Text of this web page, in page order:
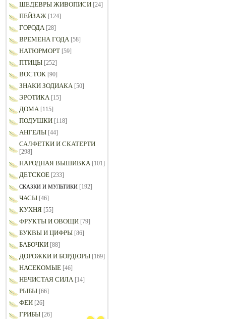
ШЕДЕВРЫ ЖИВОПИСИ [24]
ПЕЙЗАЖ [124]
ГОРОДА [28]
ВРЕМЕНА ГОДА [58]
НАТЮРМОРТ [59]
ПТИЦЫ [252]
ВОСТОК [90]
ЗНАКИ ЗОДИАКА [50]
ЭРОТИКА [15]
ДОМА [115]
ПОДУШКИ [118]
АНГЕЛЫ [44]
САЛФЕТКИ И СКАТЕРТИ
[298]
НАРОДНАЯ ВЫШИВКА [101]
ДЕТСКОЕ [233]
СКАЗКИ И МУЛЬТИКИ [192]
ЧАСЫ [46]
КУХНЯ [55]
ФРУКТЫ И ОВОЩИ [79]
БУКВЫ И ЦИФРЫ [86]
БАБОЧКИ [88]
ДОРОЖКИ И БОРДЮРЫ [169]
НАСЕКОМЫЕ [46]
НЕЧИСТАЯ СИЛА [14]
РЫБЫ [66]
ФЕИ [26]
ГРИБЫ [26]